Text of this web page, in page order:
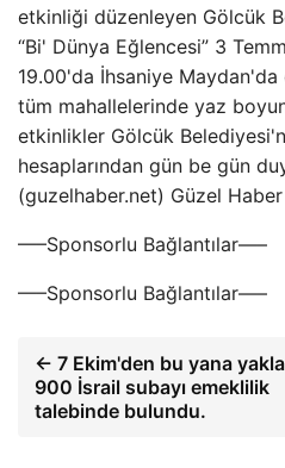
etkinliği düzenleyen Gölcük
“Bi' Dünya Eğlencesi” 3
19.00'da İhsaniye
tüm mahallelerinde yaz
etkinlikler Gölcük
hesaplarından gün be gün
(guzelhaber.net) Güzel Haber
—–Sponsorlu Bağlantılar—–
—–Sponsorlu Bağlantılar—–
← 7 Ekim'den bu yana
900 İsrail subayı emeklilik
talebinde bulundu.